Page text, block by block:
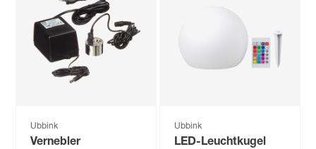
Ubbink
Vernebler
Ubbink
LED-Leuchtkugel